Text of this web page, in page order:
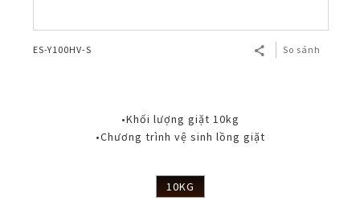
ES-Y100HV-S So sánh
•Khối lượng giặt 10kg
•Chương trình vệ sinh lồng giặt
10KG